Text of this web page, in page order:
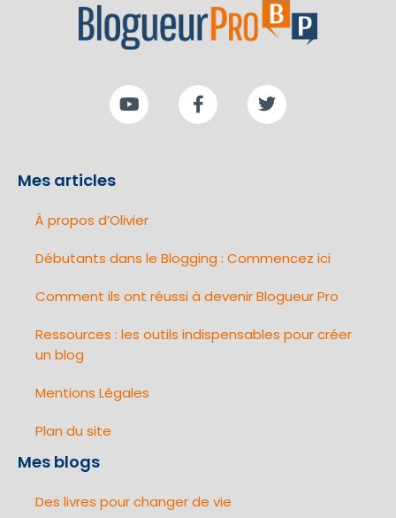
Mes articles
À propos d’Olivier
Débutants dans le Blogging : Commencez ici
Comment ils ont réussi à devenir Blogueur Pro
Ressources : les outils indispensables pour créer
un blog
Mentions Légales
Plan du site
Mes blogs
Des livres pour changer de vie